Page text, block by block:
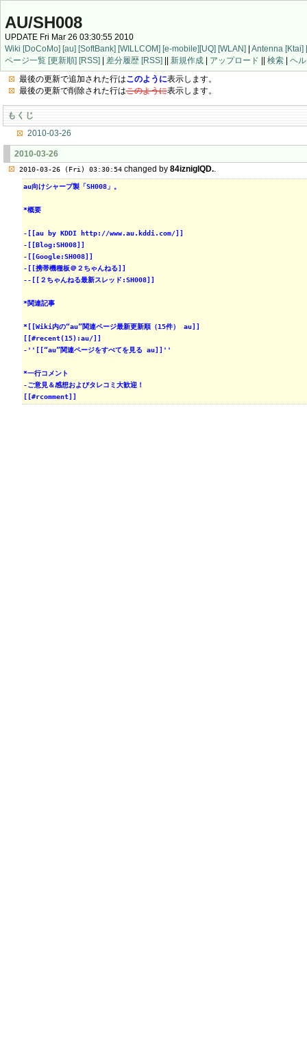
AU/SH008
UPDATE Fri Mar 26 03:30:55 2010
Wiki [DoCoMo] [au] [SoftBank] [WILLCOM] [e-mobile][UQ] [WLAN] | Antenna [Ktai]
ページ一覧 [更新順] [RSS] | 差分履歴 [RSS] || 新規作成 | アップロード || 検索 | ヘ
最後の更新で追加された行はこのように表示します。
最後の更新で削除された行はこのように表示します。
もくじ
2010-03-26
2010-03-26
2010-03-26 (Fri) 03:30:54changed by 84izniglQD..
au向けシャープ製「SH008」。
*概要
-[[au by KDDI http://www.au.kddi.com/]]
-[[Blog:SH008]]
-[[Google:SH008]]
-[[携帯機種板＠２ちゃんねる]]
--[[２ちゃんねる最新スレッド:SH008]]
*関連記事
*[[Wiki内の“au”関連ページ最新更新順（15件） au]]
[[#recent(15):au/]]
-''[[“au”関連ページをすべてを見る au]]''
*一行コメント
-ご意見＆感想およびタレコミ大歓迎！
[[#rcomment]]